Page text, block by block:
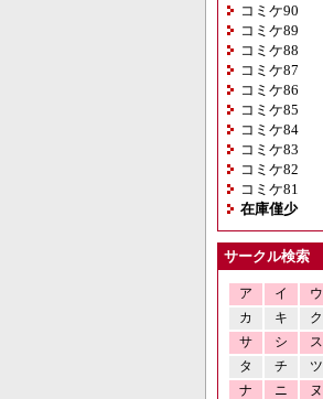
コミケ90
コミケ89
コミケ88
コミケ87
コミケ86
コミケ85
コミケ84
コミケ83
コミケ82
コミケ81
在庫僅少
サークル検索
ア イ ウ
カ
キ ク
サ
シ ス
タ
チ ツ
ナ
ニ ヌ